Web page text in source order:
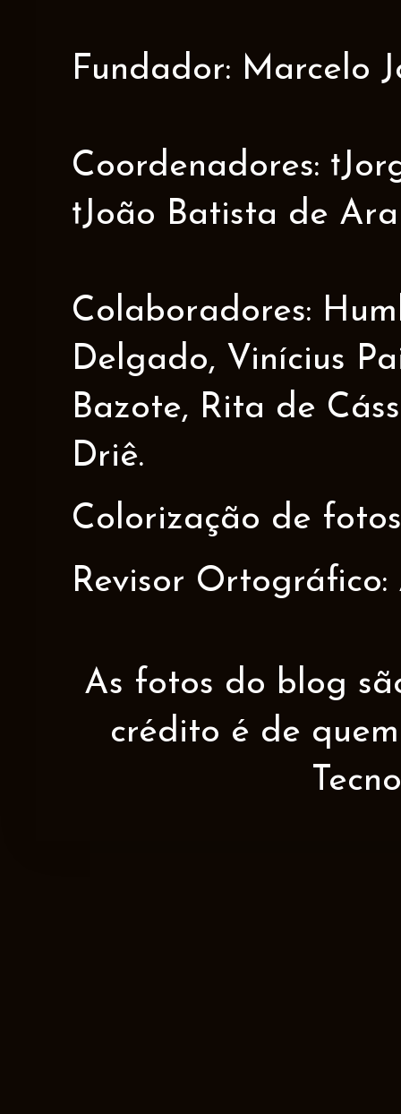
Fundador: Marcelo
Coordenadores:
†João Batista de
Colaboradores:
Delgado, Vinícius
Bazote, Rita de
Driê.
Colorização de
Revisor Ortográfico:
As fotos do blog
crédito é de